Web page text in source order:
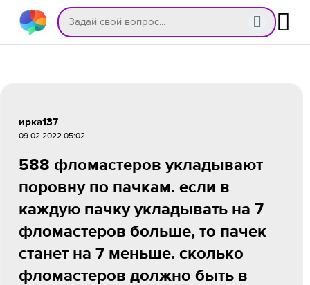
ирка137
09.02.2022 05:02
588 фломастеров укладывают
поровну по пачкам. если в
каждую пачку укладывать на 7
фломастеров больше, то пачек
станет на 7 меньше. сколько
фломастеров должно быть в